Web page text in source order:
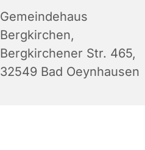
Gemeindehaus
Bergkirchen,
Bergkirchener Str. 465,
32549 Bad Oeynhausen